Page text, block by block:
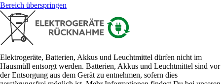
Bereich überspringen
Elektrogeräte, Batterien, Akkus und Leuchtmittel dürfen nicht im
Hausmüll entsorgt werden. Batterien, Akkus und Leuchtmittel sind vor
der Entsorgung aus dem Gerät zu entnehmen, sofern dies